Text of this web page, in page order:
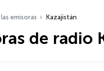
emisoras Kazajistán
de radio
de radio…